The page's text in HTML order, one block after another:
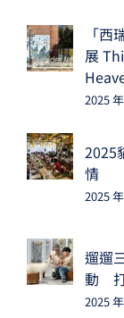
「
展
2025
2025
情
2025
遛遛
動 打
2025